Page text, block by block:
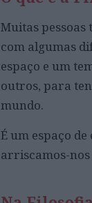
Muitas pessoas
com algumas
espaço e um
outros, para
mundo.
É um espaço
arriscamos-